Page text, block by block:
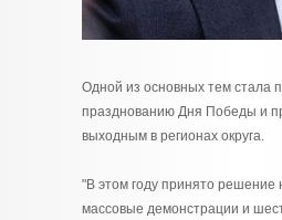
Одной из основных тем стала
празднованию Дня Победы и
выходным в регионах округа.
"В этом году принято решение
массовые демонстрации и